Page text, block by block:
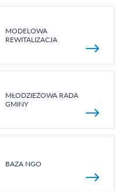
MODELOWA
REWITALIZACJA
MŁODZIEŻOWA RADA
GMINY
BAZA NGO